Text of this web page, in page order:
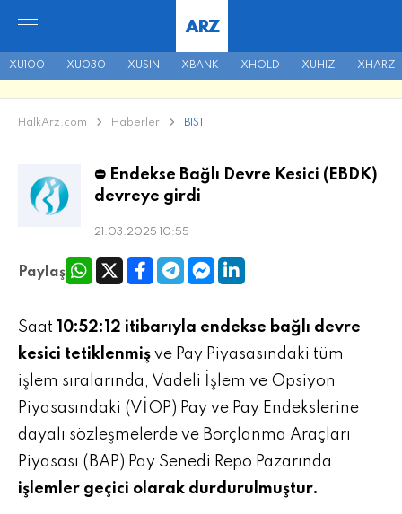
XU100 XU030 XUSIN XBANK XHOLD XUHIZ XHARZ
ARZ
HalkArz.com Haberler BIST
⛔ Endekse Bağlı Devre Kesici (EBDK)
devreye girdi
21.03.2025 10:55
Paylaş
Saat 10:52:12 itibarıyla endekse bağlı devre
kesici tetiklenmiş ve Pay Piyasasındaki tüm
işlem sıralarında, Vadeli İşlem ve Opsiyon
Piyasasındaki (VİOP) Pay ve Pay Endekslerine
dayalı sözleşmelerde ve Borçlanma Araçları
Piyasası (BAP) Pay Senedi Repo Pazarında
işlemler geçici olarak durdurulmuştur.